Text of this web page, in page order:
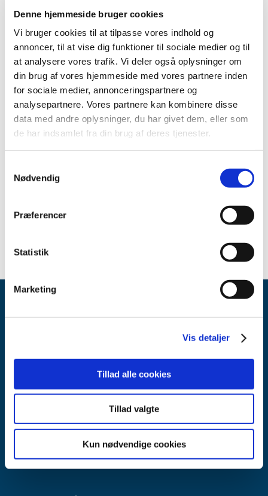
Denne hjemmeside bruger cookies
Vi bruger cookies til at tilpasse vores indhold og
annoncer, til at vise dig funktioner til sociale medier og til
at analysere vores trafik. Vi deler også oplysninger om
din brug af vores hjemmeside med vores partnere inden
for sociale medier, annonceringspartnere og
analysepartnere. Vores partnere kan kombinere disse
data med andre oplysninger, du har givet dem, eller som
de har indsamlet fra din brug af deres tjenester.
Nødvendig
Præferencer
Statistik
Marketing
Vis detaljer
Tillad alle cookies
Tillad valgte
Kun nødvendige cookies
Fabrikant: Omrix Biopharmaceuticals
Fabrikantens referencenummer: FSCA-16-004
EVICEL PR IFU
Lægemiddelstyrelsens sagsnummer: 2016031780
Emner
Medicinsk udstyr
Relateret indhold
(pdf -
Lægemiddelstyrelsen
Axel Heides Gade 1
Email:dkma@dkma.dk
Lægemiddelstyrelsen er en del af
Sundheds- og Kirkeministeriet.